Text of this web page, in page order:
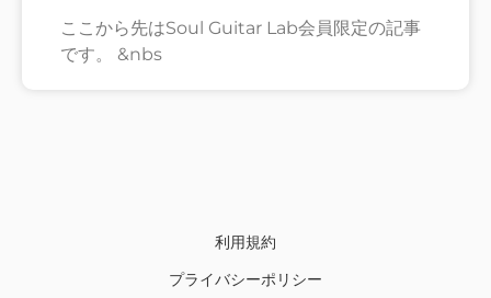
ここから先はSoul Guitar Lab会員限定の記事
です。 &nbs
利用規約
プライバシーポリシー